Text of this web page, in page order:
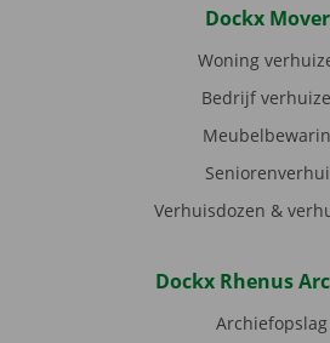
Dockx
Woning
Bedrijf
Verhuisdozen &
Dockx Rhenus
Archiefopslag